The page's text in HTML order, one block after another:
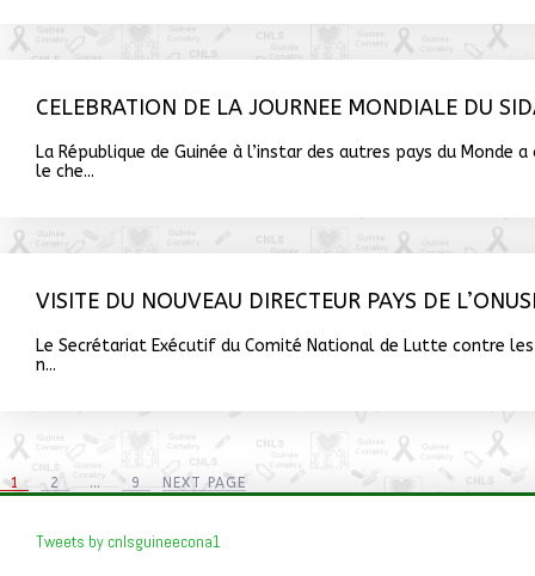
CELEBRATION DE LA JOURNEE MONDIALE DU
La République de Guinée à l’instar des autres pays du
le che...
VISITE DU NOUVEAU DIRECTEUR PAYS DE
Le Secrétariat Exécutif du Comité National de Lutte contre les
n...
1 2 … 9 NEXT PAGE
Tweets by cnlsguineecona1